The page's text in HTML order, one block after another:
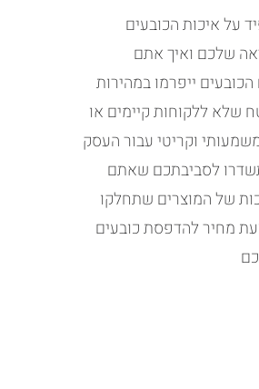
על איכות הכובעים
שלכם ואיך אתם
ייפרמו במהירות
שלא ללקוחות קיימים או
וקריטי עבור העסק
לסביבתכם שאתם
של המוצרים שתחלקו
מחיר להדפסת כובעים